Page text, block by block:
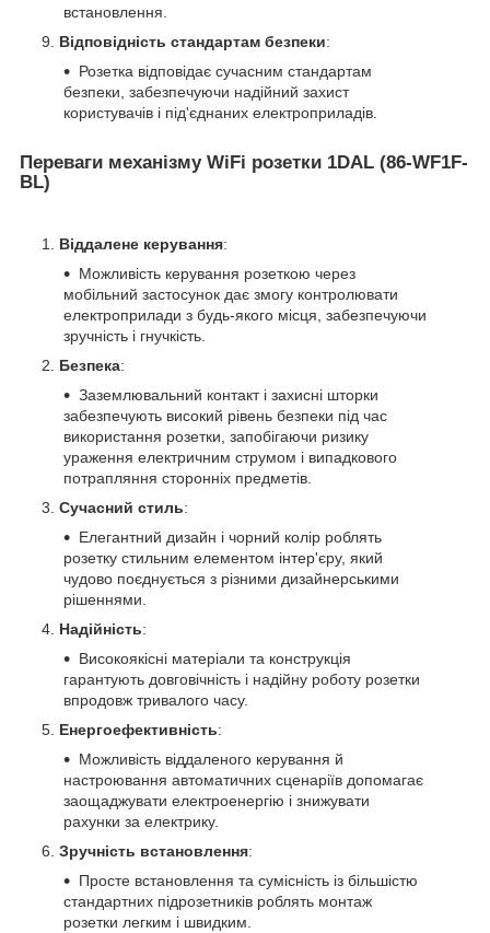
встановлення.
Відповідність стандартам безпеки:
Розетка відповідає сучасним стандартам
безпеки, забезпечуючи надійний захист
користувачів і під'єднаних електроприладів.
Переваги механізму WiFi розетки 1DAL (86-WF1F-
BL)
Віддалене керування:
Можливість керування розеткою через
мобільний застосунок дає змогу контролювати
електроприлади з будь-якого місця, забезпечуючи
зручність і гнучкість.
Безпека:
Заземлювальний контакт і захисні шторки
забезпечують високий рівень безпеки під час
використання розетки, запобігаючи ризику
ураження електричним струмом і випадкового
потрапляння сторонніх предметів.
Сучасний стиль:
Елегантний дизайн і чорний колір роблять
розетку стильним елементом інтер'єру, який
чудово поєднується з різними дизайнерськими
рішеннями.
Надійність:
Високоякісні матеріали та конструкція
гарантують довговічність і надійну роботу розетки
впродовж тривалого часу.
Енергоефективність:
Можливість віддаленого керування й
настроювання автоматичних сценаріїв допомагає
заощаджувати електроенергію і знижувати
рахунки за електрику.
Зручність встановлення:
Просте встановлення та сумісність із більшістю
стандартних підрозетників роблять монтаж
розетки легким і швидким.